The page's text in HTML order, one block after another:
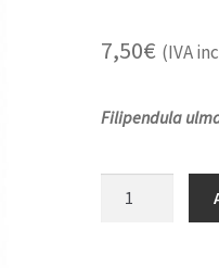
7,50€ (IVA
Filipendula